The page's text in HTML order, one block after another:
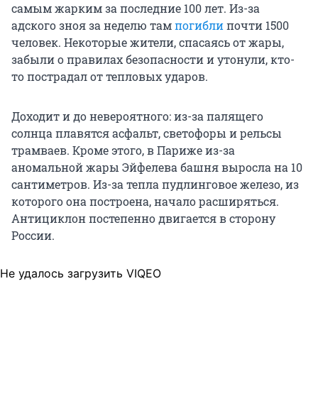
самым жарким за последние 100 лет. Из-за
адского зноя за неделю тампогиблипочти 1500
человек. Некоторые жители, спасаясь от жары,
забыли о правилах безопасности и утонули, кто-
то пострадал от тепловых ударов.
Доходит и до невероятного: из-за палящего
солнца плавятся асфальт, светофоры и рельсы
трамваев. Кроме этого, в Париже из-за
аномальной жары Эйфелева башня выросла на 10
сантиметров. Из-за тепла пудлинговое железо, из
которого она построена, начало расширяться.
Антициклон постепенно двигается в сторону
России.
Не удалось загрузить VIQEO